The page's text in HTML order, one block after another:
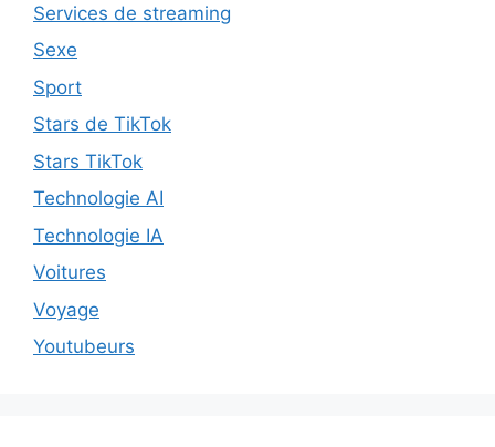
Services de streaming
Sexe
Sport
Stars de TikTok
Stars TikTok
Technologie AI
Technologie IA
Voitures
Voyage
Youtubeurs